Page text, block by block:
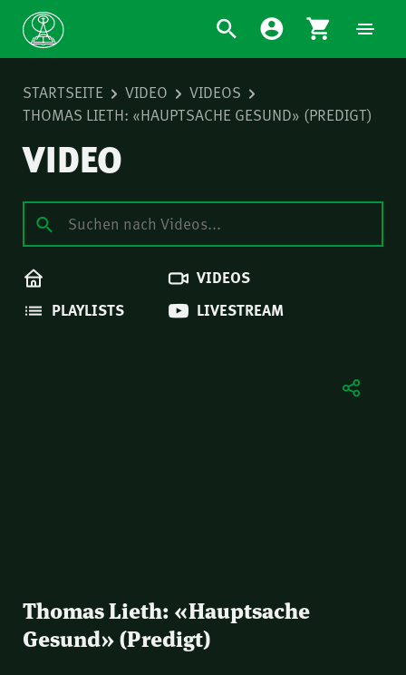
STARTSEITE VIDEO
VIDEOS
THOMAS LIETH: «HAUPTSACHE GESUND» (PREDIGT)
VIDEO
VIDEOS
PLAYLISTS
LIVESTREAM
Thomas Lieth: «Hauptsache
Gesund» (Predigt)